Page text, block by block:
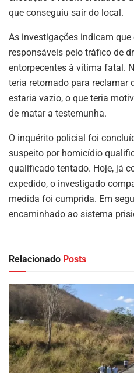
que conseguiu sair do local.
As investigações indicam
responsáveis pelo tráfico de
entorpecentes à vítima fatal.
teria retornado para reclamar
estaria vazio, o que teria
de matar a testemunha.
O inquérito policial foi
suspeito por homicídio
qualificado tentado. Hoje, já
expedido, o investigado
medida foi cumprida. Em
encaminhado ao sistema
Relacionado Posts